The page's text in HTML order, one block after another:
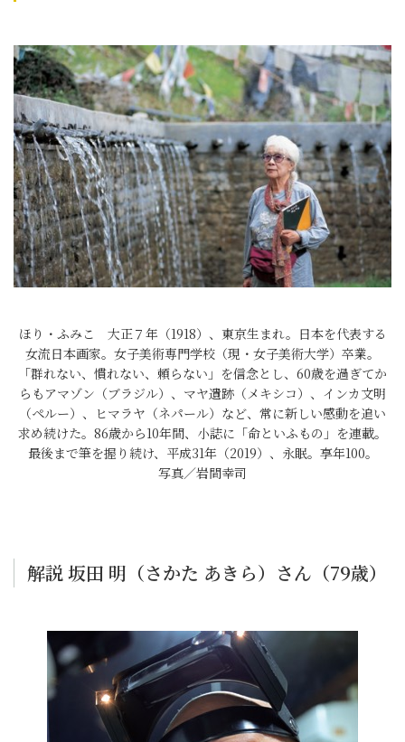
ほり・ふみこ 大正７年（1918）、東京生まれ。日本を代表する
女流日本画家。女子美術専門学校（現・女子美術大学）卒業。
「群れない、慣れない、頼らない」を信念とし、60歳を過ぎてか
らもアマゾン（ブラジル）、マヤ遺跡（メキシコ）、インカ文明
（ペルー）、ヒマラヤ（ネパール）など、常に新しい感動を追い
求め続けた。86歳から10年間、小誌に「命といふもの」を連載。
最後まで筆を握り続け、平成31年（2019）、永眠。享年100。
写真／岩間幸司
解説 坂田 明（さかた あきら）さん（79歳）